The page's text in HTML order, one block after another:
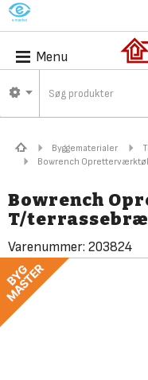
M
Menu
Byggematerialer
Bowrench
Bowrench
T/
Varenummer: 203824